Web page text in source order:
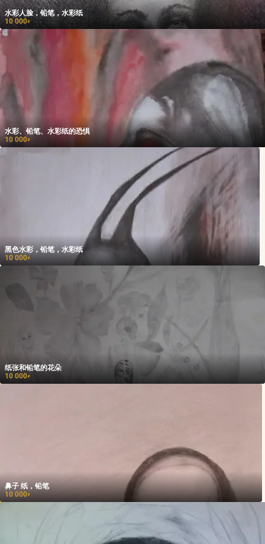
水彩人脸，铅笔，水彩纸
10 000₽
水彩、铅笔、水彩纸的恐惧
10 000₽
黑色水彩，铅笔，水彩纸
10 000₽
纸张和铅笔的花朵
10 000₽
鼻子 纸，铅笔
10 000₽